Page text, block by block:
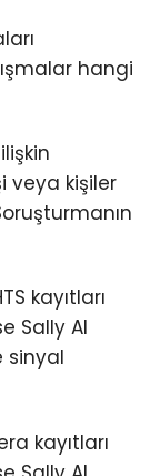
hangi
veya kişiler
kayıtları
Sally Al
sinyal
kayıtları